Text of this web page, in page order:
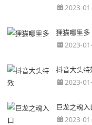
2023-
狸猫哪里多
2023-
抖音大头特
2023-
巨龙之魂入
2023-